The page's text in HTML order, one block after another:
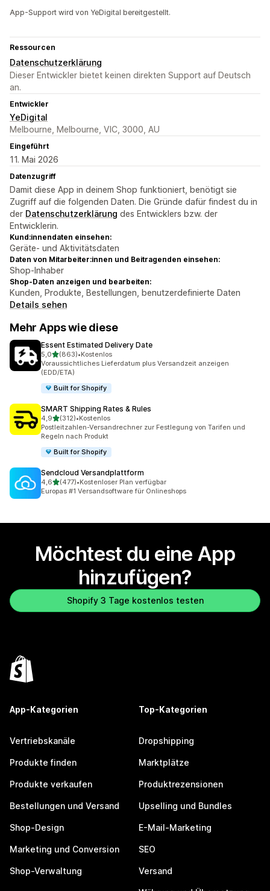
App-Support wird von YeDigital bereitgestellt.
Ressourcen
Datenschutzerklärung
Dieser Entwickler bietet keinen direkten Support auf Deutsch
an.
Entwickler
YeDigital
Melbourne, Melbourne, VIC, 3000, AU
Eingeführt
11. Mai 2026
Datenzugriff
Damit diese App in deinem Shop funktioniert, benötigt sie
Zugriff auf die folgenden Daten. Die Gründe dafür findest du in
der Datenschutzerklärung des Entwicklers bzw. der
Entwicklerin.
Kund:innendaten einsehen:
Geräte- und Aktivitätsdaten
Daten von Mitarbeiter:innen und Beitragenden einsehen:
Shop-Inhaber
Shop-Daten anzeigen und bearbeiten:
Kunden, Produkte, Bestellungen, benutzerdefinierte Daten
Details sehen
Mehr Apps wie diese
Essent Estimated Delivery Date
5,0von 5 Sternen
(863)
863 Rezensionen insgesamt
•Kostenlos
Voraussichtliches Lieferdatum plus Versandzeit anzeigen
(EDD/ETA)
Built for Shopify
SMART Shipping Rates & Rules
4,9von 5 Sternen
(312)
312 Rezensionen insgesamt
•Kostenlos
Postleitzahlen-Versandrechner zur Festlegung von Tarifen und
Regeln nach Produkt
Built for Shopify
Sendcloud Versandplattform
4,6von 5 Sternen
(477)
477 Rezensionen insgesamt
•Kostenloser Plan verfügbar
Europas #1 Versandsoftware für Onlineshops
Möchtest du eine App
hinzufügen?
Shopify 3 Tage kostenlos testen
App-Kategorien
Vertriebskanäle
Produkte finden
Produkte verkaufen
Bestellungen und Versand
Shop-Design
Marketing und Conversion
Shop-Verwaltung
Top-Kategorien
Dropshipping
Marktplätze
Produktrezensionen
Upselling und Bundles
E-Mail-Marketing
SEO
Versand